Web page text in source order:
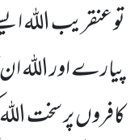
تو عنقریب اللہ
پیارے اور اللہ ان
کافروں پر سخت